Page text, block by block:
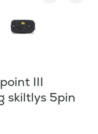
III
skiltlys 5pin